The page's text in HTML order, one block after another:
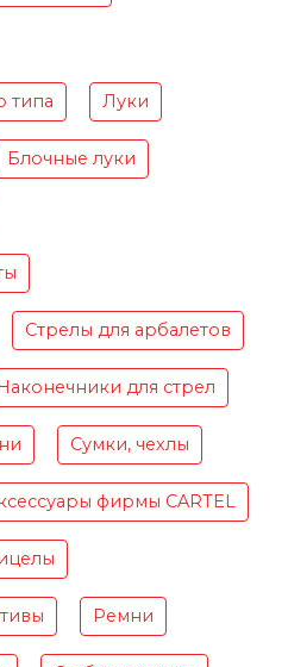
типа Луки
Блочные луки
Стрелы для арбалетов
для стрел
Сумки, чехлы
фирмы CARTEL
Ремни